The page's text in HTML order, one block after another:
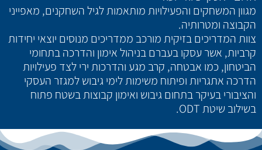
מגוון המשחקים והפעילויות מותאמות לגיל השחקנים, מאפייני
הקבוצה ומטרותיה.
צוות המדריכים בזיקית מורכב ממדריכים מנוסים יוצאי יחידות
קרביות, אשר עסקו בעברם בניהול אימון והדרכה בתחומי
הביטחון, כמו אבטחה, קרב מגע והדרכות ירי לצד פעילויות
הדרכה אתגריות ופיתוח משימות לימי גיבוש למגזר העסקי
והציבורי בעיקר בתחום גיבוש ואימון קבוצות בשטח פתוח
בשילוב שיטת ODT.